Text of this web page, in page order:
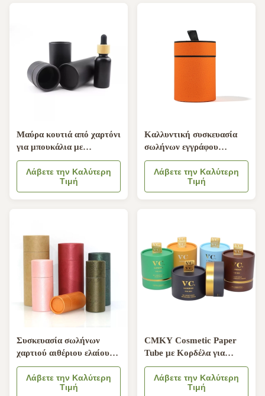
Μαύρα κουτιά από χαρτόνι
για μπουκάλια με
σταγονόμετρο αιθέριων
ελαίων Σωληνάρια
συσκευασίας καλλυντικών
Λάβετε την Καλύτερη
Τιμή
Καλλυντική συσκευασία
σωλήνων εγγράφου
Multiusage, καλλυντική
συσκευασία προϊόντων
Λάβετε την Καλύτερη
Τιμή
Συσκευασία σωλήνων
χαρτιού αιθέριου ελαίου
πολλαπλών μεγεθών
CMYK Σωληνάρια
συσκευασίας χαρτιού
Λάβετε την Καλύτερη
Τιμή
CMKY Cosmetic Paper
Tube με Κορδέλα για
Συσκευασία Κρέμας
Αρώματος
Λάβετε την Καλύτερη
Τιμή